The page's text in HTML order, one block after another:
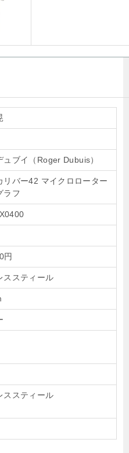
ュブイ（Roger Dubuis）
リバー42 マイクロローター
ラフ
円
ススティール
ススティール